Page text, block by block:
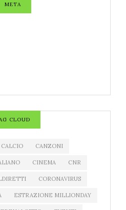
META
CLOUD
CALCIO CANZONI
CINEMA CNR
CORONAVIRUS
ESTRAZIONE MILLIONDAY